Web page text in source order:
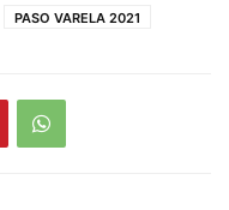
PASO VARELA 2021